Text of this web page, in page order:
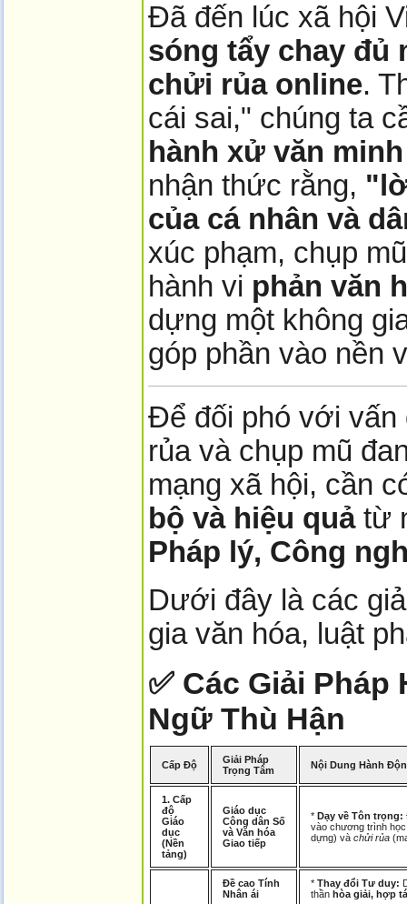
Đã đến lúc xã hội
sóng tẩy chay đủ
chửi rủa o­nline.
cái sai," chúng ta
hành xử văn
nhận thức rằng,
của cá nhân và
xúc phạm, chụp
hành vi phản văn
dựng một không
góp phần vào nền
Để đối phó với vấn
rủa và chụp mũ
mạng xã hội, cần
bộ và hiệu quảtừ
Pháp lý, Công
Dưới đây là các
gia văn hóa, luật
✅ Các Giải
Ngữ Thù Hận
Cấp Độ
Giải Pháp
Trọng Tâm
Nội Dung Hành
1. Cấp
độ
Giáo
dục
(Nền
tảng)
Giáo dục
Công dân Số
và Văn hóa
Giao tiếp
* Dạy về Tôn trọng:
vào chương trình
dựng) và chửi rủa
Đề cao Tính
Nhân ái
* Thay đổi Tư duy:
thần hòa giải, hợp